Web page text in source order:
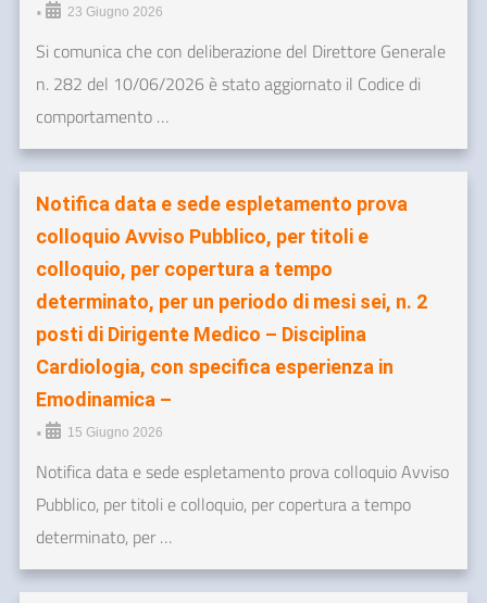
• 23 Giugno 2026
Si comunica che con deliberazione del Direttore Generale
n. 282 del 10/06/2026 è stato aggiornato il Codice di
comportamento …
Notifica data e sede espletamento prova
colloquio Avviso Pubblico, per titoli e
colloquio, per copertura a tempo
determinato, per un periodo di mesi sei, n. 2
posti di Dirigente Medico – Disciplina
Cardiologia, con specifica esperienza in
Emodinamica –
• 15 Giugno 2026
Notifica data e sede espletamento prova colloquio Avviso
Pubblico, per titoli e colloquio, per copertura a tempo
determinato, per …